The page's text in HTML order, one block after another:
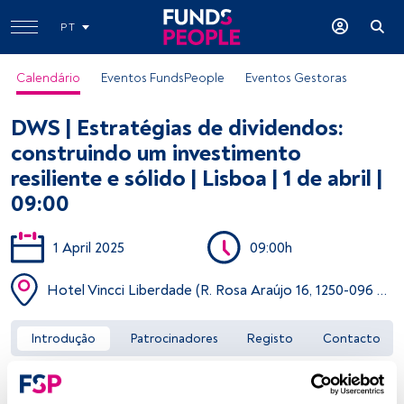
PT
Calendário Eventos FundsPeople Eventos Gestoras
DWS | Estratégias de dividendos:
construindo um investimento
resiliente e sólido | Lisboa | 1 de abril |
09:00
1 April 2025 09:00h
Hotel Vincci Liberdade (R. Rosa Araújo 16, 1250-096 Lisboa)
Introdução Patrocinadores Registo Contacto